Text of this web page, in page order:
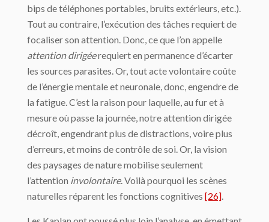
bips de téléphones portables, bruits extérieurs, etc.).
Tout au contraire, l’exécution des tâches requiert de
focaliser son attention. Donc, ce que l’on appelle
attention dirigéerequiert en permanence d’écarter
les sources parasites. Or, tout acte volontaire coûte
de l’énergie mentale et neuronale, donc, engendre de
la fatigue. C’est la raison pour laquelle, au fur et à
mesure où passe la journée, notre attention dirigée
décroît, engendrant plus de distractions, voire plus
d’erreurs, et moins de contrôle de soi. Or, la vision
des paysages de nature mobilise seulement
l’attention involontaire. Voilà pourquoi les scènes
naturelles réparent les fonctions cognitives [26].